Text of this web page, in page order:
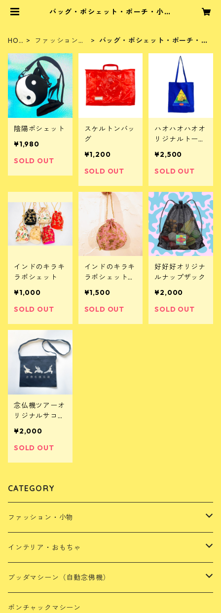
バッグ・ポシェット・ポーチ・小物
HO
ファッション・
バッグ・ポシェット・ポーチ・小
陰陽ポシェット
¥1,980
SOLD OUT
スケルトンバッ
グ
¥1,200
SOLD OUT
ハオハオハオオ
リジナルトート
¥2,500
SOLD OUT
インドのキラキ
ラポシェット
¥1,000
SOLD OUT
インドのキラキ
ラポシェット
¥1,500
SOLD OUT
好好好オリジナ
ルナップザック
¥2,000
SOLD OUT
念仏機ツアーオ
リジナルサコッ
¥2,000
SOLD OUT
CATEGORY
ファッション・小物
靴・サンダル・スリッパ
バッグ・ポシェット・ポーチ・小物入れ
アパレル
インテリア・おもちゃ
おもちゃ・人形
キッチン小物
ブッダマシーン（自動念佛機）
ミニブッダマシーン
ポンチャックマシーン